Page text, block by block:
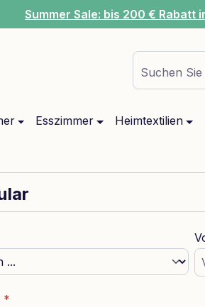
springen
Summer Sale: bis 200 € Rabatt
Suchen
Esszimmer Heimtextilien
*